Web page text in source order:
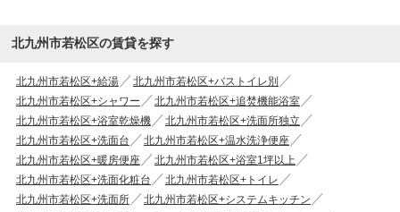
北九州市若松区の賃貸を探す
北九州市若松区+給湯
北九州市若松区+バストイレ別
北九州市若松区+シャワー
北九州市若松区+追焚機能浴室
北九州市若松区+浴室乾燥機
北九州市若松区+洗面所独立
北九州市若松区+洗面台
北九州市若松区+温水洗浄便座
北九州市若松区+暖房便座
北九州市若松区+浴室1坪以上
北九州市若松区+洗面化粧台
北九州市若松区+トイレ
北九州市若松区+洗面所
北九州市若松区+システムキッチン